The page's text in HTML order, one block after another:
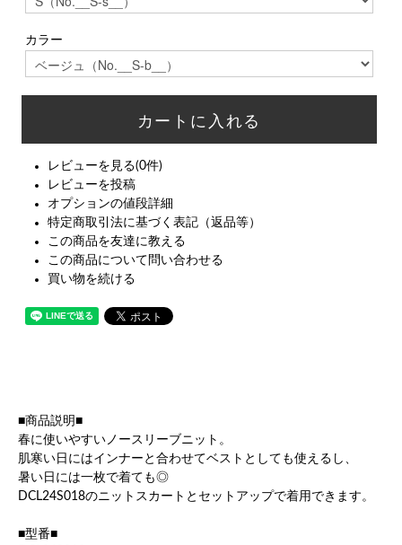
カラー
レビューを見る(0件)
レビューを投稿
オプションの値段詳細
特定商取引法に基づく表記（返品等）
この商品を友達に教える
この商品について問い合わせる
買い物を続ける
■商品説明■
春に使いやすいノースリーブニット。
肌寒い日にはインナーと合わせてベストとしても使えるし、
暑い日には一枚で着ても◎
DCL24S018のニットスカートとセットアップで着用できます。
■型番■